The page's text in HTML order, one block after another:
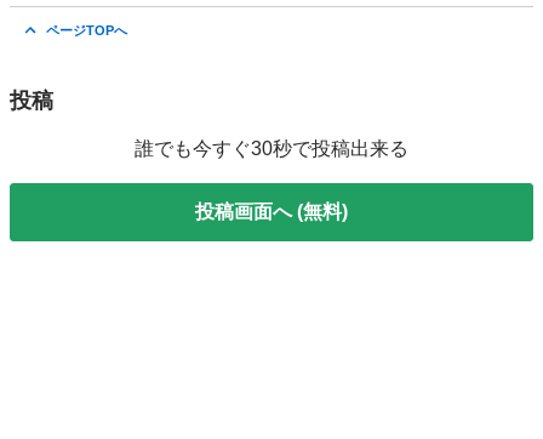
ページTOPへ
投稿
誰でも今すぐ30秒で投稿出来る
投稿画面へ (無料)